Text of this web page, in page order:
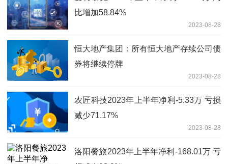
比增加58.84%
2023-08-28
恒大地产集团：所有恒大地产存续公司债
券将继续停牌
2023-08-28
农匠科技2023年上半年净利-5.33万 亏损
减少71.17%
2023-08-28
洛阳餐旅2023年上半年净利-168.01万 亏